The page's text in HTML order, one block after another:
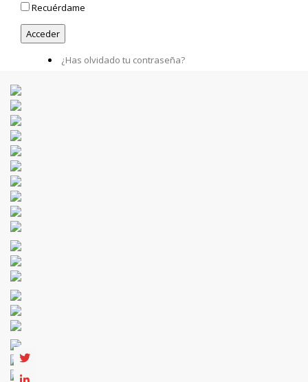
Recuérdame
¿Has olvidado tu contraseña?